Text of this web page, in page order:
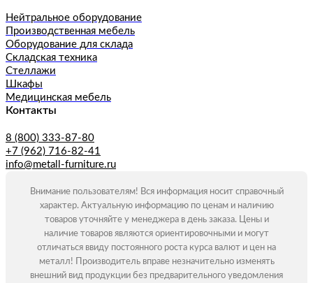
Нейтральное оборудование
Производственная мебель
Оборудование для склада
Складская техника
Стеллажи
Шкафы
Медицинская мебель
Контакты
8 (800) 333-87-80
+7 (962) 716-82-41
info@metall-furniture.ru
Внимание пользователям! Вся информация носит справочный
характер. Актуальную информацию по ценам и наличию
товаров уточняйте у менеджера в день заказа. Цены и
наличие товаров являются ориентировочными и могут
отличаться ввиду постоянного роста курса валют и цен на
металл! Производитель вправе незначительно изменять
внешний вид продукции без предварительного уведомления